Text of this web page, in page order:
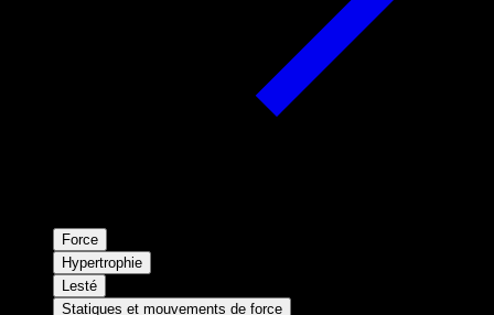
Force
Hypertrophie
Lesté
Statiques et mouvements de force